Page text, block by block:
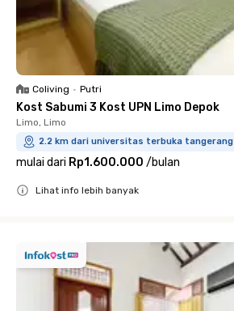
Coliving • Putri
Kost Sabumi 3 Kost UPN Limo Depok
Limo, Limo
2.2 km dari universitas terbuka tangerang
mulai dari Rp1.600.000 /bulan
Lihat info lebih banyak